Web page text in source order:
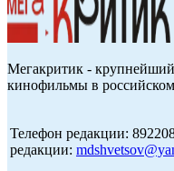
Мегакритик - крупнейший
кинофильмы в
Телефон редакции:
редакции: